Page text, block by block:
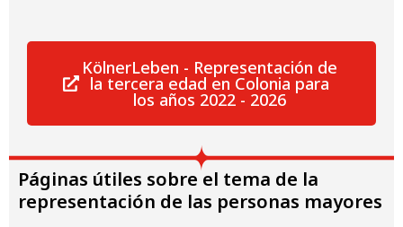
KölnerLeben - Representación de
la tercera edad en Colonia para
los años 2022 - 2026
Páginas útiles sobre el tema de la
representación de las personas mayores